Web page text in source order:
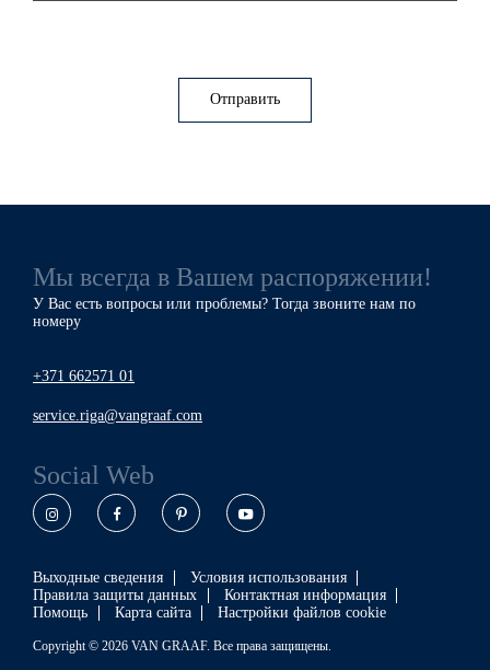
Отправить
Мы всегда в Вашем распоряжении!
У Вас есть вопросы или проблемы? Тогда звоните нам по
номеру
+371 662571 01
service.riga@vangraaf.com
Social Web
Instagram Facebook Pinterest
Выходные сведения
Условия использования
Правила защиты данных
Контактная информация
Помощь
Карта сайта Настройки файлов cookie
Copyright © 2026 VAN GRAAF. Все права защищены.